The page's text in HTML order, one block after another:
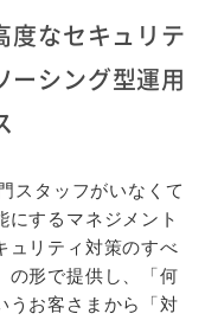
度なセキュリテ
ーシング型運用
スタッフがいなくて
にするマネジメント
ュリティ対策のすべ
の形で提供し、「何
うお客さまから「対